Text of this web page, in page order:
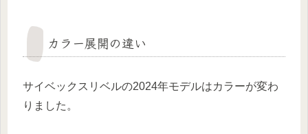
カラー展開の違い
サイベックスリベルの2024年モデルはカラーが変わ
りました。